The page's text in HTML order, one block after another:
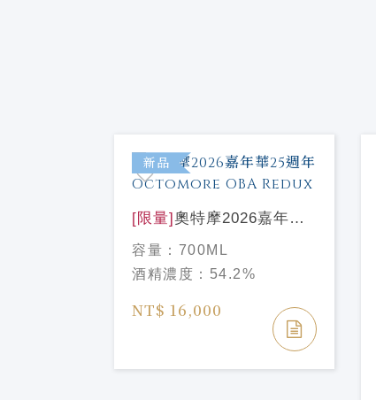
新品
[限量] 奧特摩2026嘉年華
25週年Octomore OBA
Redux
容量： 700ML
酒精濃度： 54.2%
NT$ 16,000